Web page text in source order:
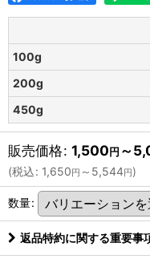
100g
200g
450g
販売価格: 1,500円 ～
(税込: 1,650円 ～5,544円)
数量:
返品特約に関する重要事